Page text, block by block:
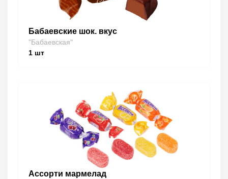
Бабаевские шок. вкус
"Бабаевская"
1 шт
Ассорти мармелад